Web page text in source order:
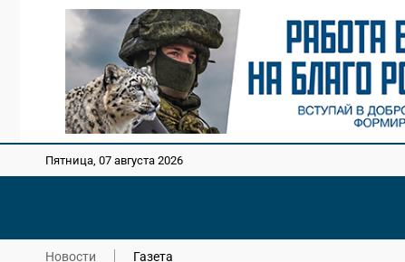
Пятница, 07 августа 2026
Новости Газета